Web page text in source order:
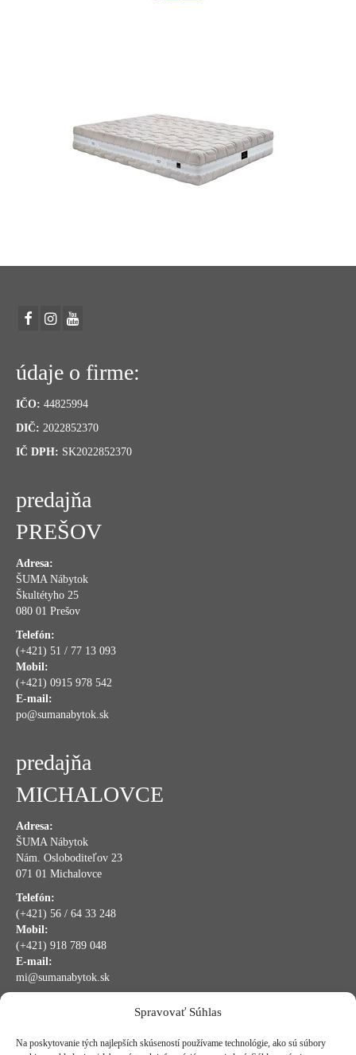
Spravovať Súhlas
Na poskytovanie tých najlepších skúseností používame technológie, ako sú súbory
údaje o firme:
IČO: 44825994
DIČ: 2022852370
IČ DPH: SK2022852370
predajňa
PREŠOV
Adresa:
ŠUMA Nábytok
Škultétyho 25
080 01 Prešov
Telefón:
(+421) 51 / 77 13 093
Mobil:
(+421) 0915 978 542
E-mail:
po@sumanabytok.sk
predajňa
MICHALOVCE
Adresa:
ŠUMA Nábytok
Nám. Osloboditeľov 23
071 01 Michalovce
Telefón:
(+421) 56 / 64 33 248
Mobil:
(+421) 918 789 048
E-mail:
mi@sumanabytok.sk
bankové údaje: